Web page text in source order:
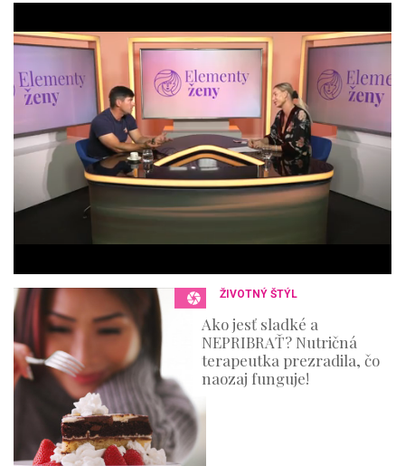
f
m
i
t
e
6
d
s
ŽIVOTNÝ ŠTÝL
Ako jesť sladké a
NEPRIBRAŤ? Nutričná
terapeutka prezradila, čo
naozaj funguje!